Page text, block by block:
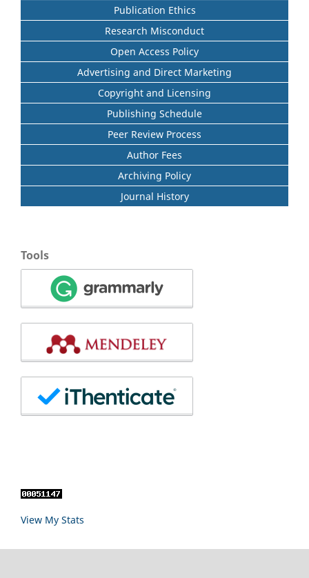
Publication Ethics
Research Misconduct
Open Access Policy
Advertising and Direct Marketing
Copyright and Licensing
Publishing Schedule
Peer Review Process
Author Fees
Archiving Policy
Journal History
Tools
View My Stats